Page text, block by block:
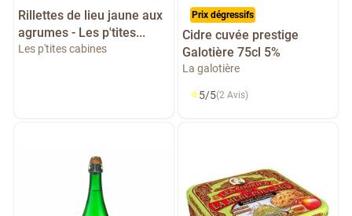
Rillettes de lieu jaune aux
agrumes - Les p'tites...
Les p'tites cabines
Prix dégressifs
Cidre cuvée prestige
Galotière 75cl 5%
La galotière
⭐5/5(2 Avis)